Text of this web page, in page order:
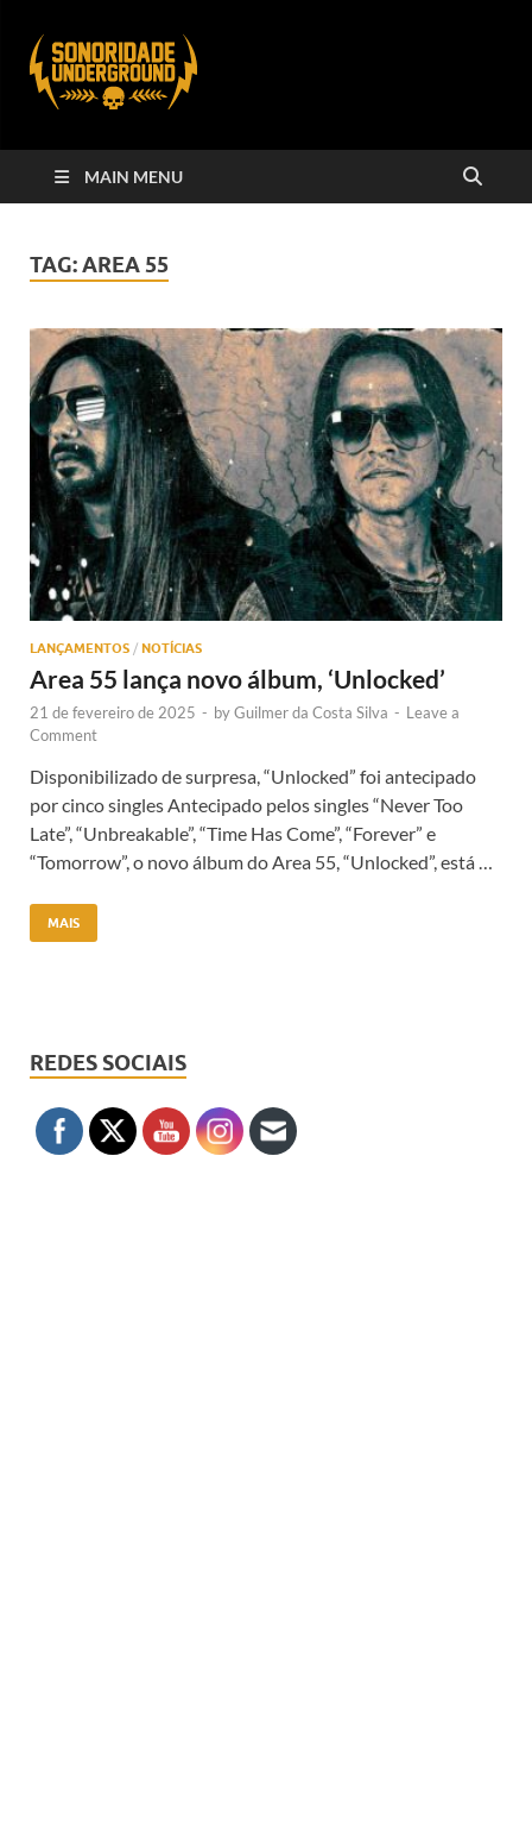
MAIN MENU
TAG:AREA 55
LANÇAMENTOS / NOTÍCIAS
Area 55 lança novo álbum, ‘Unlocked’
21 de fevereiro de 2025 - byGuilmer da Costa Silva - Leave a
Comment
Disponibilizado de surpresa, “Unlocked” foi antecipado
por cinco singles Antecipado pelos singles “Never Too
Late”, “Unbreakable”, “Time Has Come”, “Forever” e
“Tomorrow”, o novo álbum do Area 55, “Unlocked”, está …
MAIS
REDES SOCIAIS